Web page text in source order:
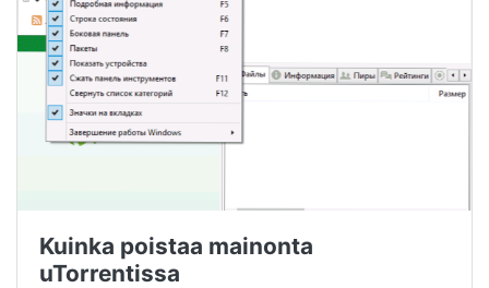
Kuinka poistaa mainonta
uTorrentissa